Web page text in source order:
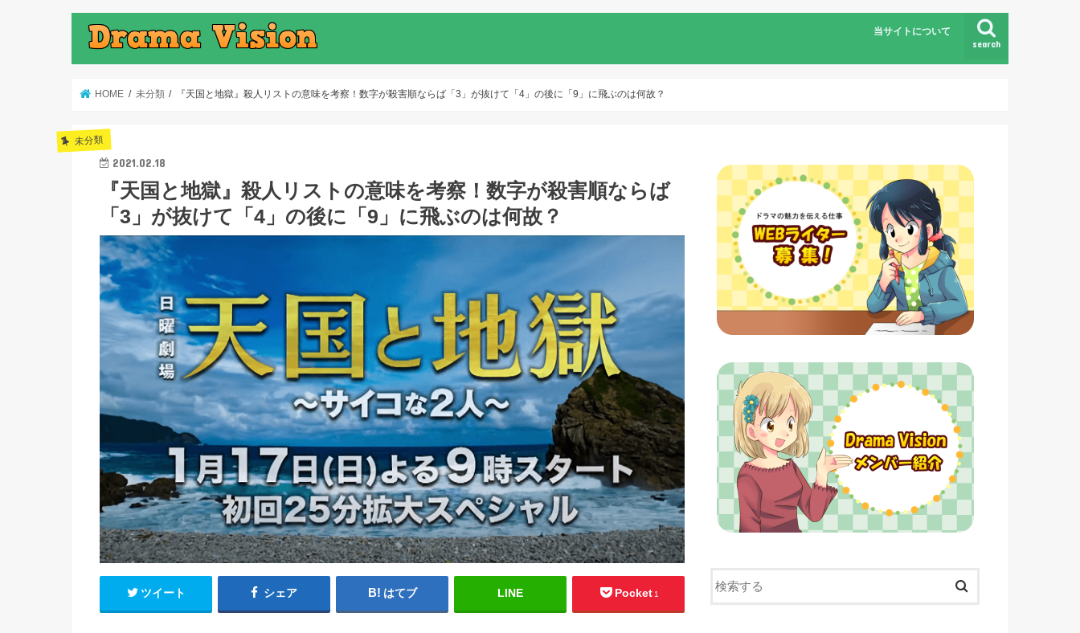
search
当サイトについて
HOME 未分類 『天国と地獄』殺人リストの意味を考察！数字が殺害順ならば「3」が抜けて「4」の後に「9」に飛ぶのは何故？
未分類
2021.02.18
『天国と地獄』殺人リストの意味を考察！数字が殺害順ならば
「3」が抜けて「4」の後に「9」に飛ぶのは何故？
ツイート シェア はてブ LINE Pocket 1